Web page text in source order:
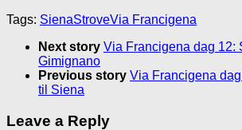
Tags: SienaStroveVia Francigena
Next story Via Francigena dag 12:
Gimignano
Previous story Via Francigena
til Siena
Leave a Reply